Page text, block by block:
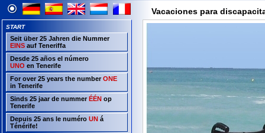
START
Seit über 25 Jahren die Nummer
EINS auf Teneriffa
Desde 25 años el número
UNO en Tenerife
For over 25 years the numberONE
in Tenerife
Sinds 25 jaar de nummer ÉÉN op
Tenerife
Depuis 25 ans le numéro UN á
Ténérife!
Vacaciones para